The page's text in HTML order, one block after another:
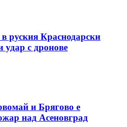
руския Краснодарски
удар с дронове
и Брягово е
над Асеновград